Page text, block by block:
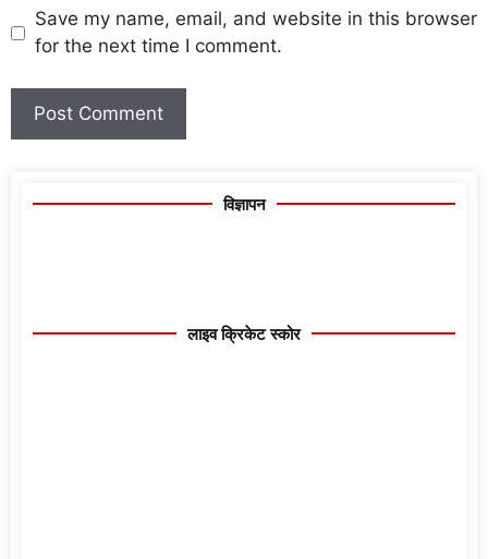
Save my name, email, and website in this browser
for the next time I comment.
विज्ञापन
लाइव क्रिकेट स्कोर